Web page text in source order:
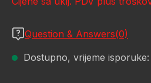
Question & Answers(0)
Dostupno, vrijeme isporuke: